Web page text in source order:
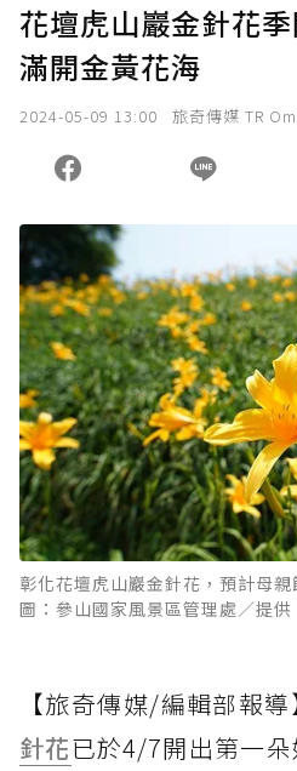
花壇虎山巖金針花
滿開金黃花海
2024-05-09 13:00 旅奇傳媒 TR
彰化花壇虎山巖金針花，預計母
圖：參山國家風景區管理處／提供
【旅奇傳媒/編輯部報
針花已於4/7開出第一